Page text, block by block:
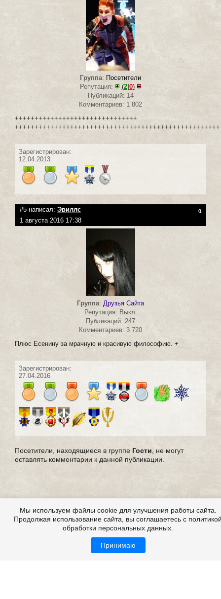
Группа: Посетители
Репутация:
(2| 0)
Публикаций: 14
Комментариев: 1 802
+++++++++++++++++++++++++++++++
Зарегистрирован:
12.04.2013
#5 написал: Эвиллс 0
1 августа 2016 17:38
Группа: Друзья Сайта
Репутация: Выкл.
Публикаций: 247
Комментариев: 3 720
Плюс Есенину за мрачную и красивую философию. +
Зарегистрирован:
27.04.2016
Посетители, находящиеся в группе Гости , не могут
оставлять комментарии к данной публикации.
Мы используем файлы cookie для улучшения работы сайта.
Продолжая использование сайта, вы соглашаетесь с
обработки персональных данных.
Принимаю